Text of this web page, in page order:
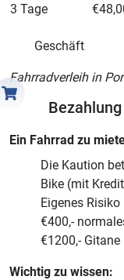
3 Tage
Geschäft
Fahrradverleih in
Bezahlung
Ein Fahrrad zu
Die Kaution
Bike (mit
Eigenes
€400,-
€1200,-
Wichtig zu wissen: